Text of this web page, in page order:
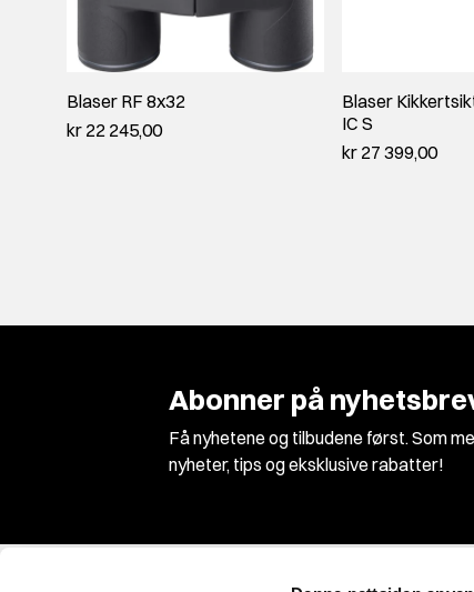
Blaser RF 8x32
kr 22 245,00
Blaser
IC S
kr 27 399,00
Abonner på
Få nyhetene og tilbudene først. Som
nyheter, tips og eksklusive rabatter!